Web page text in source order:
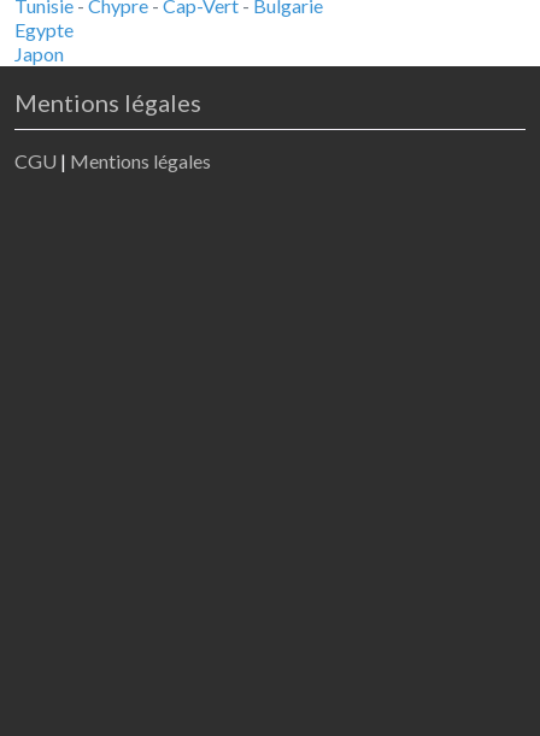
Tunisie - Chypre - Cap-Vert - Bulgarie
Egypte
Japon
Mentions légales
CGU | Mentions légales